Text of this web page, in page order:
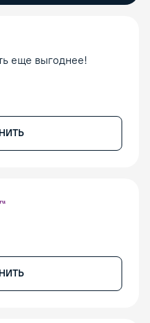
еще выгоднее!